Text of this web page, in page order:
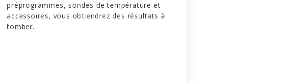
préprogrammes, sondes de température et
accessoires, vous obtiendrez des résultats à
tomber.